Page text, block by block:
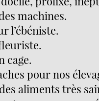
machines.
l’ébéniste.
cage.
pour nos
aliments très